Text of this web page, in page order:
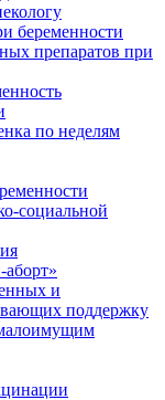
беременности
препаратов при
по неделям
социальной
и
поддержку